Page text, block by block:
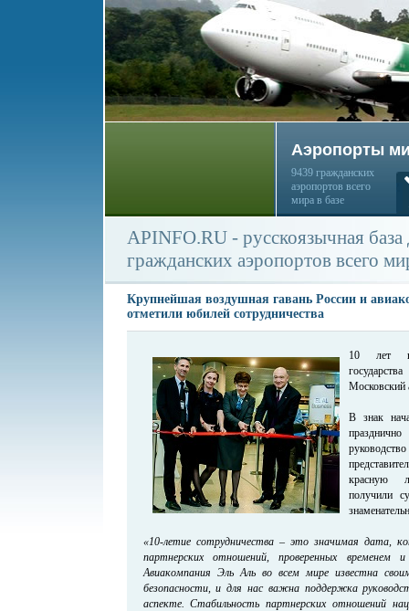
Аэропорты
9439 гражданских
аэропортов всего
мира в базе
APINFO.RU - русскоязычная
гражданских аэропортов всего
Крупнейшая воздушная гавань России и
отметили юбилей сотрудничества
10 лет
Московский
В знак
красную
получили
«10-летие сотрудничества – это значимая дата,
партнерских отношений, проверенных временем
Авиакомпания Эль Аль во всем мире известна
безопасности, и для нас важна поддержка
аспекте. Стабильность партнерских отношений